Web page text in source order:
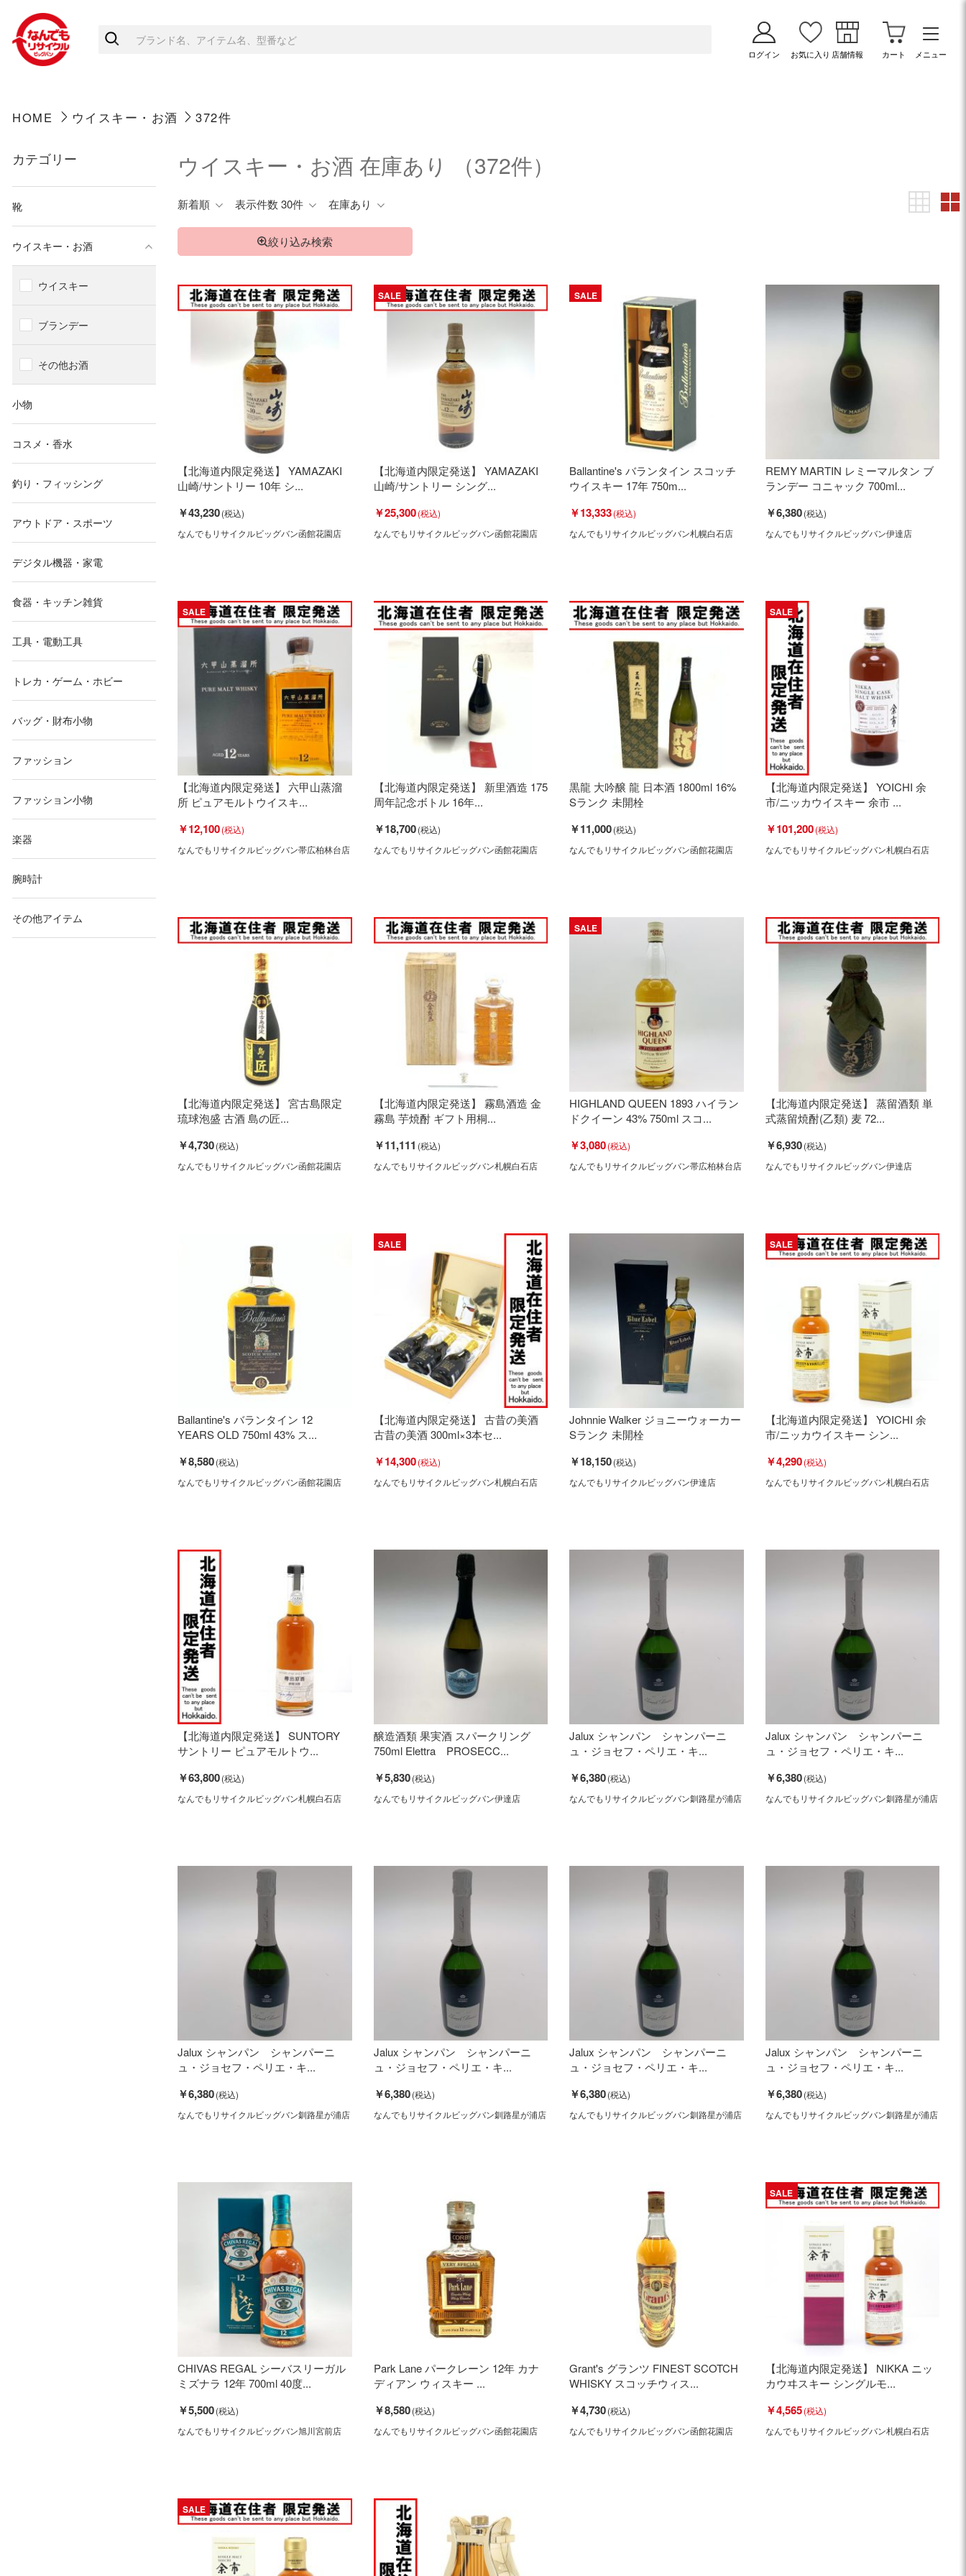
ログイン お気に入り 店舗情報 カート メニュー
HOME ウイスキー・お酒 372件
カテゴリー
靴
ウイスキー・お酒
ウイスキー
ブランデー
その他お酒
小物
コスメ・香水
釣り・フィッシング
アウトドア・スポーツ
デジタル機器・家電
食器・キッチン雑貨
工具・電動工具
トレカ・ゲーム・ホビー
バッグ・財布小物
ファッション
ファッション小物
楽器
腕時計
その他アイテム
ウイスキー・お酒 在庫あり （372件）
新着順 表示件数 30件 在庫あり
絞り込み検索
【北海道内限定発送】 YAMAZAKI
山崎/サントリー 10年 シ...
￥43,230
なんでもリサイクルビッグバン函館花園店
【北海道内限定発送】 YAMAZAKI
山崎/サントリー シング...
￥25,300
SALE
なんでもリサイクルビッグバン函館花園店
Ballantine's バランタイン スコッチ
ウイスキー 17年 750m...
￥13,333
SALE
なんでもリサイクルビッグバン札幌白石店
REMY MARTIN レミーマルタン ブ
ランデー コニャック 700ml...
￥6,380
なんでもリサイクルビッグバン伊達店
【北海道内限定発送】 六甲山蒸溜
所 ピュアモルトウイスキ...
￥12,100
SALE
なんでもリサイクルビッグバン帯広柏林台店
【北海道内限定発送】 新里酒造 175
周年記念ボトル 16年...
￥18,700
なんでもリサイクルビッグバン函館花園店
黒龍 大吟醸 龍 日本酒 1800ml 16%
Sランク 未開栓
￥11,000
なんでもリサイクルビッグバン函館花園店
【北海道内限定発送】 YOICHI 余
市/ニッカウイスキー 余市 ...
￥101,200
SALE
なんでもリサイクルビッグバン札幌白石店
【北海道内限定発送】 宮古島限定
琉球泡盛 古酒 島の匠...
￥4,730
なんでもリサイクルビッグバン函館花園店
【北海道内限定発送】 霧島酒造 金
霧島 芋焼酎 ギフト用桐...
￥11,111
なんでもリサイクルビッグバン札幌白石店
HIGHLAND QUEEN 1893 ハイラン
ドクイーン 43% 750ml スコ...
￥3,080
SALE
なんでもリサイクルビッグバン帯広柏林台店
【北海道内限定発送】 蒸留酒類 単
式蒸留焼酎(乙類) 麦 72...
￥6,930
なんでもリサイクルビッグバン伊達店
Ballantine's バランタイン 12
YEARS OLD 750ml 43% ス...
￥8,580
なんでもリサイクルビッグバン函館花園店
【北海道内限定発送】 古昔の美酒
古昔の美酒 300ml×3本セ...
￥14,300
SALE
なんでもリサイクルビッグバン札幌白石店
Johnnie Walker ジョニーウォーカー
Sランク 未開栓
￥18,150
なんでもリサイクルビッグバン伊達店
【北海道内限定発送】 YOICHI 余
市/ニッカウイスキー シン...
￥4,290
SALE
なんでもリサイクルビッグバン札幌白石店
【北海道内限定発送】 SUNTORY
サントリー ピュアモルトウ...
￥63,800
なんでもリサイクルビッグバン札幌白石店
醸造酒類 果実酒 スパークリング
750ml Elettra PROSECC...
￥5,830
なんでもリサイクルビッグバン伊達店
Jalux シャンパン シャンパーニ
ュ・ジョセフ・ペリエ・キ...
￥6,380
なんでもリサイクルビッグバン釧路星が浦店
Jalux シャンパン シャンパーニ
ュ・ジョセフ・ペリエ・キ...
￥6,380
なんでもリサイクルビッグバン釧路星が浦店
Jalux シャンパン シャンパーニ
ュ・ジョセフ・ペリエ・キ...
￥6,380
なんでもリサイクルビッグバン釧路星が浦店
Jalux シャンパン シャンパーニ
ュ・ジョセフ・ペリエ・キ...
￥6,380
なんでもリサイクルビッグバン釧路星が浦店
Jalux シャンパン シャンパーニ
ュ・ジョセフ・ペリエ・キ...
￥6,380
なんでもリサイクルビッグバン釧路星が浦店
Jalux シャンパン シャンパーニ
ュ・ジョセフ・ペリエ・キ...
￥6,380
なんでもリサイクルビッグバン釧路星が浦店
CHIVAS REGAL シーバスリーガル
ミズナラ 12年 700ml 40度...
￥5,500
なんでもリサイクルビッグバン旭川宮前店
Park Lane パークレーン 12年 カナ
ディアン ウィスキー ...
￥8,580
なんでもリサイクルビッグバン函館花園店
Grant's グランツ FINEST SCOTCH
WHISKY スコッチウィス...
￥4,730
なんでもリサイクルビッグバン函館花園店
【北海道内限定発送】 NIKKA ニッ
カウヰスキー シングルモ...
￥4,565
SALE
なんでもリサイクルビッグバン札幌白石店
SALE